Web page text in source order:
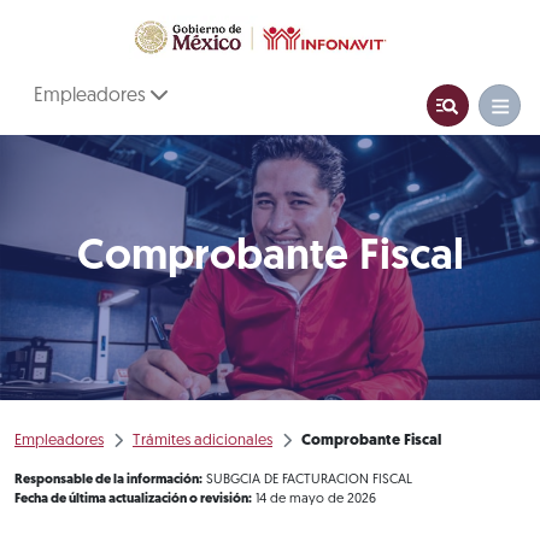
Empleadores
Comprobante Fiscal
Empleadores Trámites adicionales Comprobante Fiscal
Responsable de la información: SUBGCIA DE FACTURACION FISCAL
Fecha de última actualización o revisión: 14 de mayo de 2026